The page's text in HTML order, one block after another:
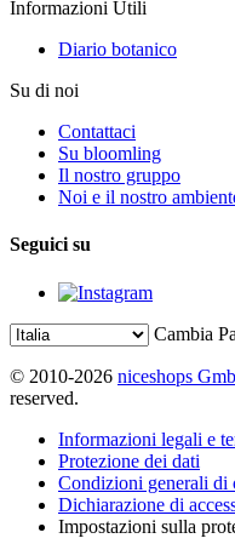
Informazioni Utili
Diario botanico
Su di noi
Contattaci
Su bloomling
Il nostro gruppo
Noi e il nostro
Seguici su
Cambia
© 2010-2026 niceshops
reserved.
Informazioni legali e
Protezione dei dati
Condizioni generali di
Dichiarazione di
Impostazioni sulla